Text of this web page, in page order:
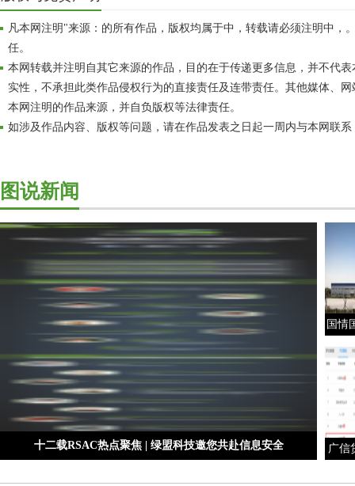
凡本网注明"来源：的所有作品，版权均属于中，转载请必须注明中，
任。
本网转载并注明自其它来源的作品，目的在于传递更多信息，并不代
实性，不承担此类作品侵权行为的直接责任及连带责任。其他媒体、
本网注明的作品来源，并自负版权等法律责任。
如涉及作品内容、版权等问题，请在作品发表之日起一周内与本网联
图说新闻
十二载RSAC热点聚焦 | 绿盟科技邀您共赴信息安全
国情
广信